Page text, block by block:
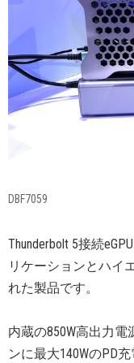
DBF7059
Thunderbolt 5接続
リケーションとハイ
れた製品です。
内蔵の850W高出力
ンに最大140WのPD